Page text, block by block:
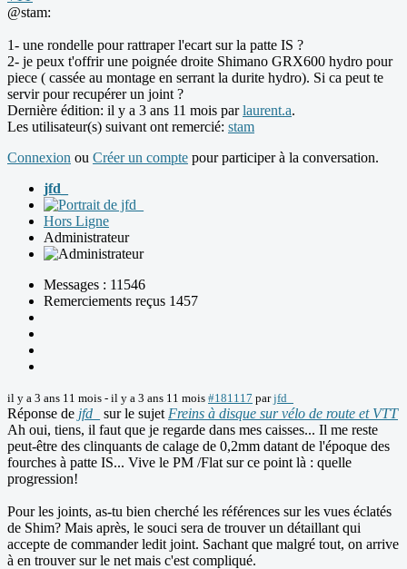
@stam:
1- une rondelle pour rattraper l'ecart sur la patte IS ?
2- je peux t'offrir une poignée droite Shimano GRX600 hydro pour
piece ( cassée au montage en serrant la durite hydro). Si ca peut te
servir pour recupérer un joint ?
Dernière édition: il y a 3 ans 11 mois parlaurent.a.
Les utilisateur(s) suivant ont remercié: stam
Connexion ou Créer un compte pour participer à la conversation.
jfd_
Hors Ligne
Administrateur
Messages : 11546
Remerciements reçus 1457
il y a 3 ans 11 mois - il y a 3 ans 11 mois #181117 parjfd_
Réponse de jfd_ sur le sujet Freins à disque sur vélo de route et VTT
Ah oui, tiens, il faut que je regarde dans mes caisses... Il me reste
peut-être des clinquants de calage de 0,2mm datant de l'époque des
fourches à patte IS... Vive le PM /Flat sur ce point là : quelle
progression!
Pour les joints, as-tu bien cherché les références sur les vues éclatés
de Shim? Mais après, le souci sera de trouver un détaillant qui
accepte de commander ledit joint. Sachant que malgré tout, on arrive
à en trouver sur le net mais c'est compliqué.